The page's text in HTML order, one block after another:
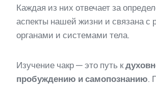
Каждая из них отвечает за
аспекты нашей жизни и связана с
органами и системами тела.
Изучение чакр — это путь к
пробуждению и самопознанию.